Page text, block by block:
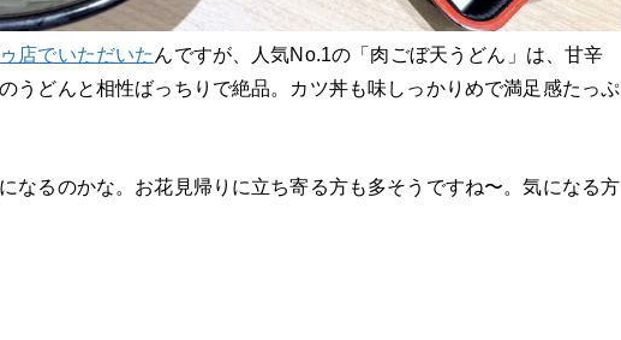
店でいただいた んですが、人気No.1の「肉ごぼ天うどん」は、甘辛
うどんと相性ばっちりで絶品。カツ丼も味しっかりめで満足感たっぷ
なるのかな。お花見帰りに立ち寄る方も多そうですね〜。気になる方